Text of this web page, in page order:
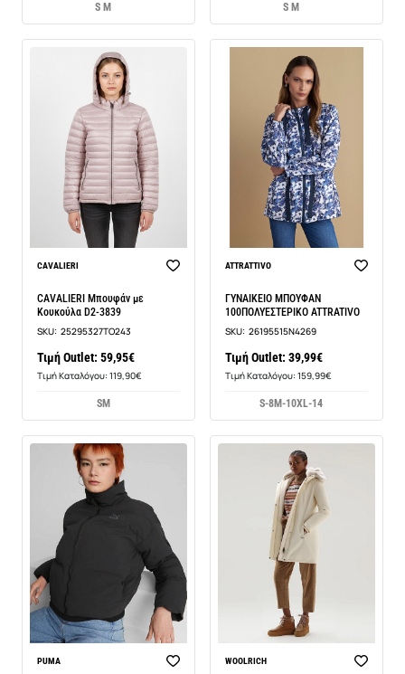
S M S M
CAVALIERI
CAVALIERI Μπουφάν με
Κουκούλα D2-3839
SKU: 25295327TO243
Τιμή Outlet: 59,95€
Τιμή Καταλόγου: 119,90€
SM
ATTRATTIVO
ΓΥΝΑΙΚΕΙΟ ΜΠΟΥΦΑΝ
100ΠΟΛΥΕΣΤΕΡΙΚΟ ATTRATIVO
SKU: 26195515N4269
Τιμή Outlet: 39,99€
Τιμή Καταλόγου: 159,99€
S-8M-10XL-14
BEST SELLER
PUMA WOOLRICH